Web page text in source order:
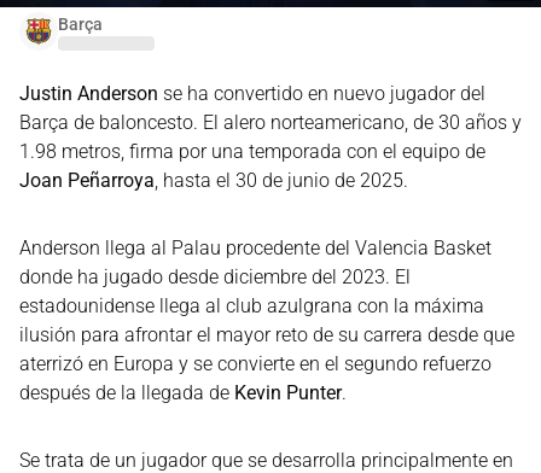
Barça
Justin Anderson se ha convertido en nuevo jugador del
Barça de baloncesto. El alero norteamericano, de 30 años y
1.98 metros, firma por una temporada con el equipo de
Joan Peñarroya, hasta el 30 de junio de 2025.
Anderson llega al Palau procedente del Valencia Basket
donde ha jugado desde diciembre del 2023. El
estadounidense llega al club azulgrana con la máxima
ilusión para afrontar el mayor reto de su carrera desde que
aterrizó en Europa y se convierte en el segundo refuerzo
después de la llegada de Kevin Punter.
Se trata de un jugador que se desarrolla principalmente en